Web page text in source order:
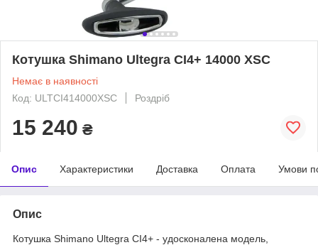
Котушка Shimano Ultegra CI4+ 14000 XSC
Немає в наявності
Код: ULTCI414000XSC
Роздріб
15 240 ₴
Опис Характеристики Доставка Оплата Умови
Опис
Котушка Shimano Ultegra CI4+ - удосконалена модель,